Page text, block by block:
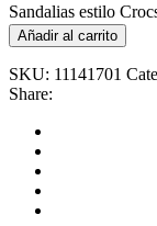
Sandalias estilo
Añadir al carrito
SKU: 11141701
Share: